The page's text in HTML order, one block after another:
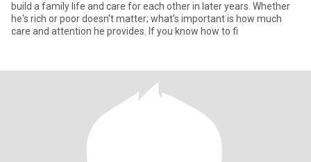
build a family life and care for each other in later years. Whether
he's rich or poor doesn't matter; what's important is how much
care and attention he provides. If you know how to fi